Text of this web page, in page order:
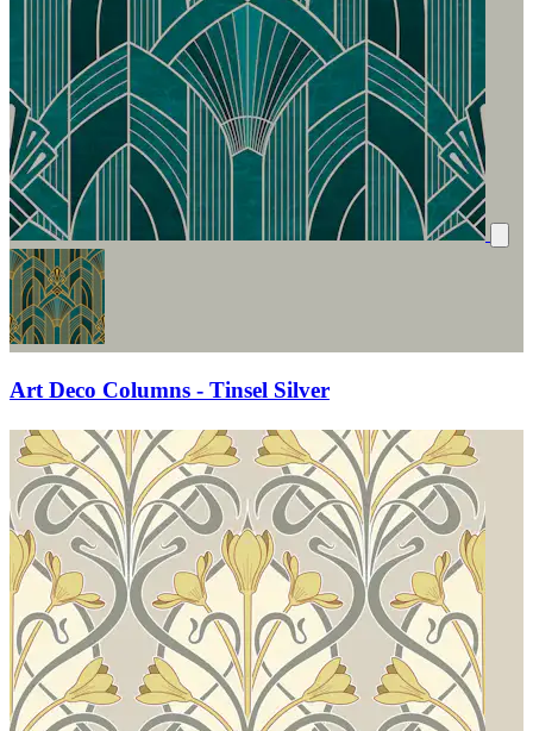
Art Deco Columns - Tinsel Silver